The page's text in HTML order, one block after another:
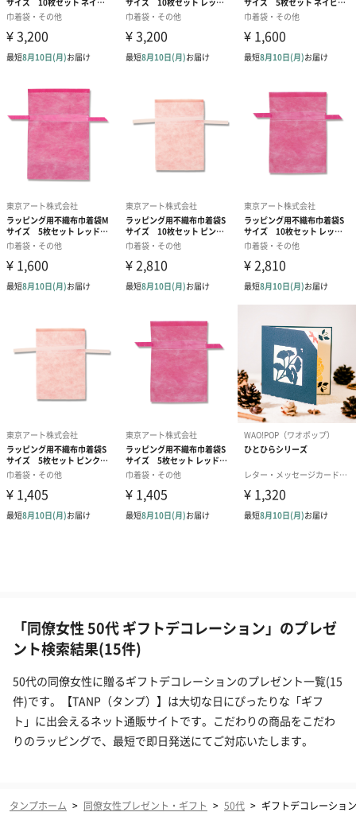
「同僚女性 50代 ギフトデコレーション」のプレゼ
ント検索結果(15件)
50代の同僚女性に贈るギフトデコレーションのプレゼント一覧(15
件)です。【TANP（タンプ）】は大切な日にぴったりな「ギフ
ト」に出会えるネット通販サイトです。こだわりの商品をこだわ
りのラッピングで、最短で即日発送にてご対応いたします。
タンプホーム > 同僚女性プレゼント・ギフト > 50代 > ギフトデコレーション